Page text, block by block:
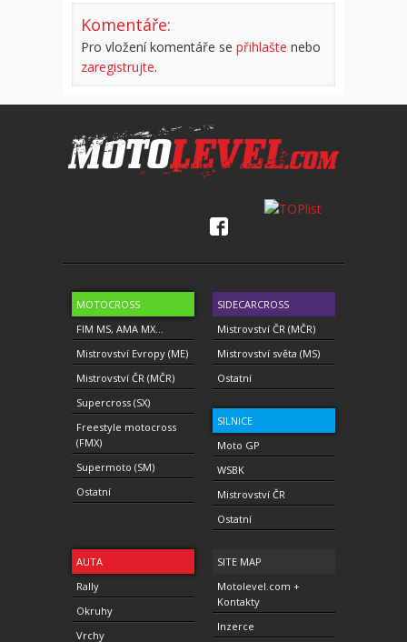
Komentáře:
Pro vložení komentáře se přihlašte nebo
zaregistrujte.
MOTOCROSS
FIM MS, AMA MX...
Mistrovství Evropy (ME)
Mistrovství ČR (MČR)
Supercross (SX)
Freestyle motocross
(FMX)
Supermoto (SM)
Ostatní
SIDECARCROSS
Mistrovství ČR (MČR)
Mistrovství světa (MS)
Ostatní
SILNICE
Moto GP
WSBK
Mistrovství ČR
Ostatní
AUTA
Rally
Okruhy
Vrchy
SITE MAP
Motolevel.com +
Kontakty
Inzerce